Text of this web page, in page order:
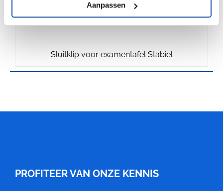
Aanpassen
Sluitklip voor examentafel Stabiel
PROFITEER VAN ONZE KENNIS